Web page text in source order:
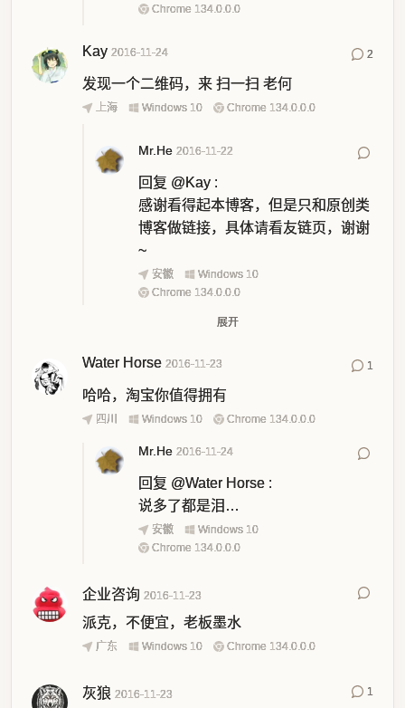
Chrome 134.0.0.0
Kay 2016-11-24 2
发现一个二维码，来 扫一扫 老何
上海 Windows 10 Chrome 134.0.0.0
Mr.He 2016-11-22
回复 @Kay :
感谢看得起本博客，但是只和原创类
博客做链接，具体请看友链页，谢谢
~
安徽
Windows 10
Chrome 134.0.0.0
回复@Kay: 切
安徽
Windows 10
展开
Water Horse 2016-11-23 1
哈哈，淘宝你值得拥有
四川 Windows 10 Chrome 134.0.0.0
Mr.He 2016-11-24
回复 @Water Horse :
说多了都是泪…
安徽
Windows 10
Chrome 134.0.0.0
企业咨询 2016-11-23
派克，不便宜，老板墨水
广东 Windows 10 Chrome 134.0.0.0
灰狼 2016-11-23 1